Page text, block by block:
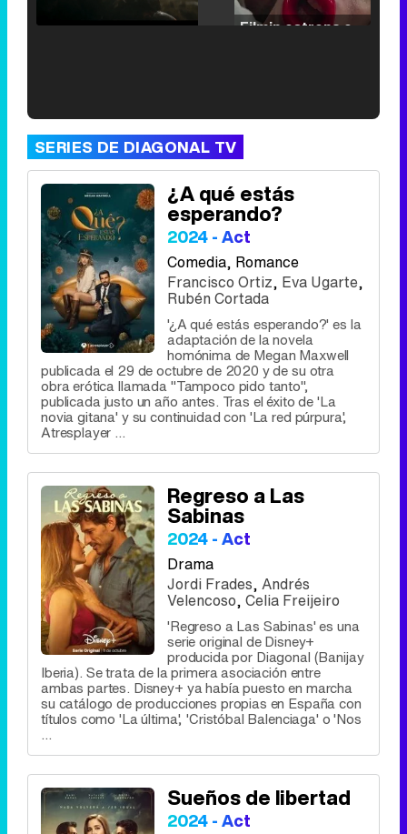
Unmute /
SERIES DE DIAGONAL TV
¿A qué estás
esperando?
2024 - Act
Comedia, Romance
Francisco Ortiz, Eva Ugarte,
Rubén Cortada
'¿A qué estás esperando?' es la
adaptación de la novela
homónima de Megan Maxwell
publicada el 29 de octubre de 2020 y de su otra
obra erótica llamada "Tampoco pido tanto",
publicada justo un año antes. Tras el éxito de 'La
novia gitana' y su continuidad con 'La red púrpura',
Atresplayer ...
Regreso a Las
Sabinas
2024 - Act
Drama
Jordi Frades, Andrés
Velencoso, Celia Freijeiro
'Regreso a Las Sabinas' es una
serie original de Disney+
producida por Diagonal (Banijay
Iberia). Se trata de la primera asociación entre
ambas partes. Disney+ ya había puesto en marcha
su catálogo de producciones propias en España con
títulos como 'La última', 'Cristóbal Balenciaga' o 'Nos
...
Sueños de libertad
2024 - Act